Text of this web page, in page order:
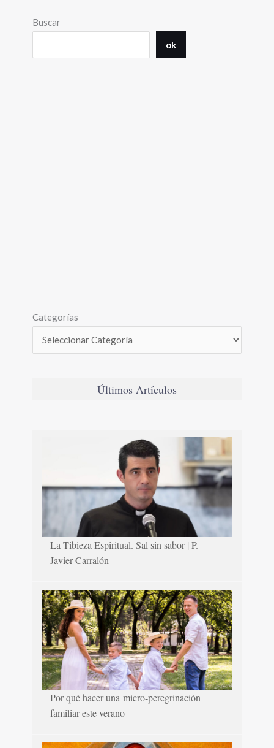
Buscar
ok
Categorías
Últimos Artículos
La Tibieza Espiritual. Sal sin sabor | P.
Javier Carralón
Por qué hacer una micro-peregrinación
familiar este verano